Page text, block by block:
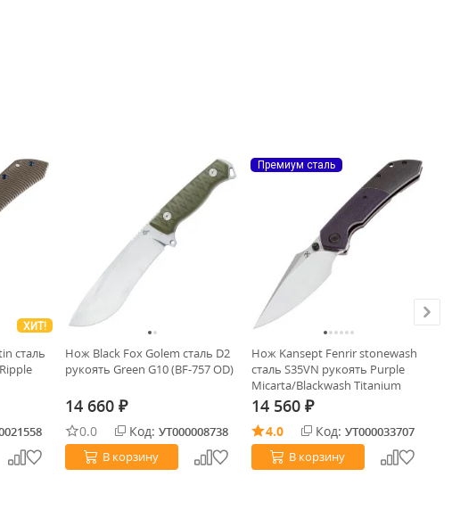
ХИТ!
сталь
Нож Black Fox Golem сталь D2
рукоять Green G10 (BF-757 OD)
14 660 ₽
0.0 Код: УТ000008738
В корзину
Премиум сталь
Нож Kansept Fenrir stonewash
сталь S35VN рукоять Purple
Micarta/Blackwash Titanium
14 560 ₽
4.0 Код: УТ000033707
В корзину